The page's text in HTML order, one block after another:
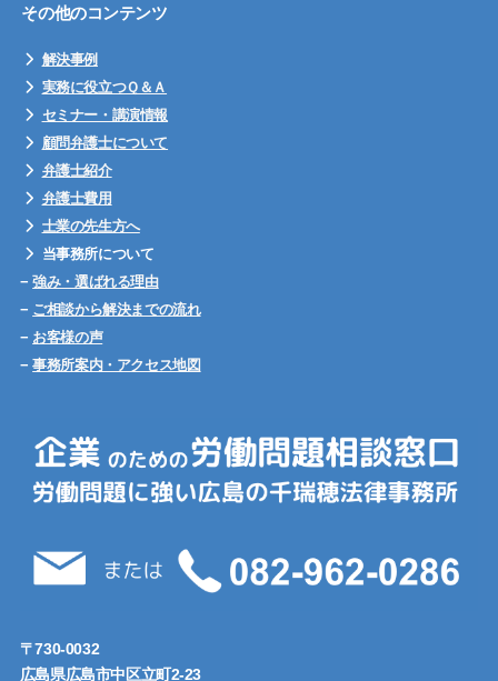
その他のコンテンツ
解決事例
実務に役立つＱ＆Ａ
セミナー・講演情報
顧問弁護士について
弁護士紹介
弁護士費用
士業の先生方へ
当事務所について
−強み・選ばれる理由
− ご相談から解決までの流れ
− お客様の声
−事務所案内・アクセス地図
〒730-0032
広島県広島市中区立町2-23